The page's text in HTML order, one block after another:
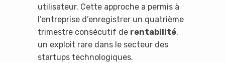
utilisateur. Cette approche a permis à
l’entreprise d’enregistrer un quatrième
trimestre consécutif de rentabilité,
un exploit rare dans le secteur des
startups technologiques.